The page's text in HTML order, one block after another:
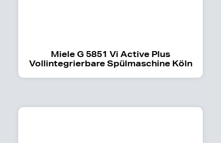
Miele G 5851 Vi Active Plus
Vollintegrierbare Spülmaschine Köln